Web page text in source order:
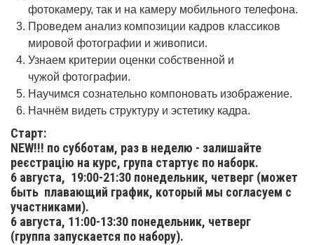
фотокамеру, так и на камеру мобильного телефона.
Проведем анализ композиции кадров классиков
мировой фотографии и живописи.
Узнаем критерии оценки собственной и
чужой фотографии.
Научимся сознательно компоновать изображение.
Начнём видеть структуру и эстетику кадра.
Старт:
NEW!!! по субботам, раз в неделю - залишайте
реєстрацію на курс, група стартує по наборк.
6 августа, 19:00-21:30 понедельник, четверг (может
быть плавающий график, который мы согласуем с
участниками).
6 августа, 11:00-13:30 понедельник, четверг
(группа запускается по набору).